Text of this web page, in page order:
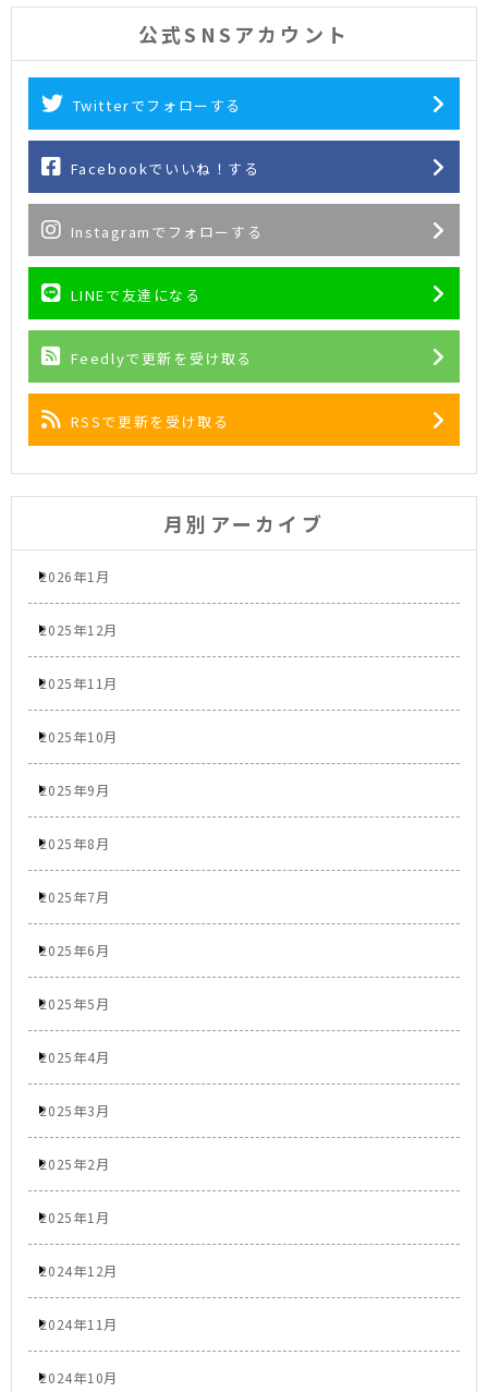
公式SNSアカウント
Twitterでフォローする
Facebookでいいね！する
Instagramでフォローする
LINEで友達になる
Feedlyで更新を受け取る
RSSで更新を受け取る
月別アーカイブ
2026年1月
2025年12月
2025年11月
2025年10月
2025年9月
2025年8月
2025年7月
2025年6月
2025年5月
2025年4月
2025年3月
2025年2月
2025年1月
2024年12月
2024年11月
2024年10月